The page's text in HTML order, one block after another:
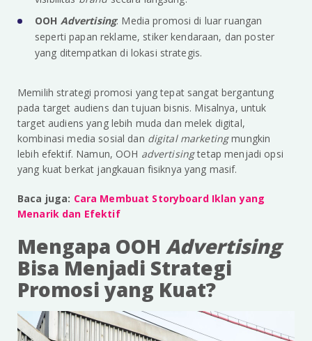
OOH Advertising: Media promosi di luar ruangan
seperti papan reklame, stiker kendaraan, dan poster
yang ditempatkan di lokasi strategis.
Memilih strategi promosi yang tepat sangat bergantung
pada target audiens dan tujuan bisnis. Misalnya, untuk
target audiens yang lebih muda dan melek digital,
kombinasi media sosial dan digital marketingmungkin
lebih efektif. Namun, OOH advertisingtetap menjadi opsi
yang kuat berkat jangkauan fisiknya yang masif.
Baca juga: Cara Membuat Storyboard Iklan yang
Menarik dan Efektif
Mengapa OOH Advertising
Bisa Menjadi Strategi
Promosi yang Kuat?